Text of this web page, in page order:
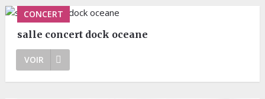
CONCERT
salle concert dock oceane
VOIR